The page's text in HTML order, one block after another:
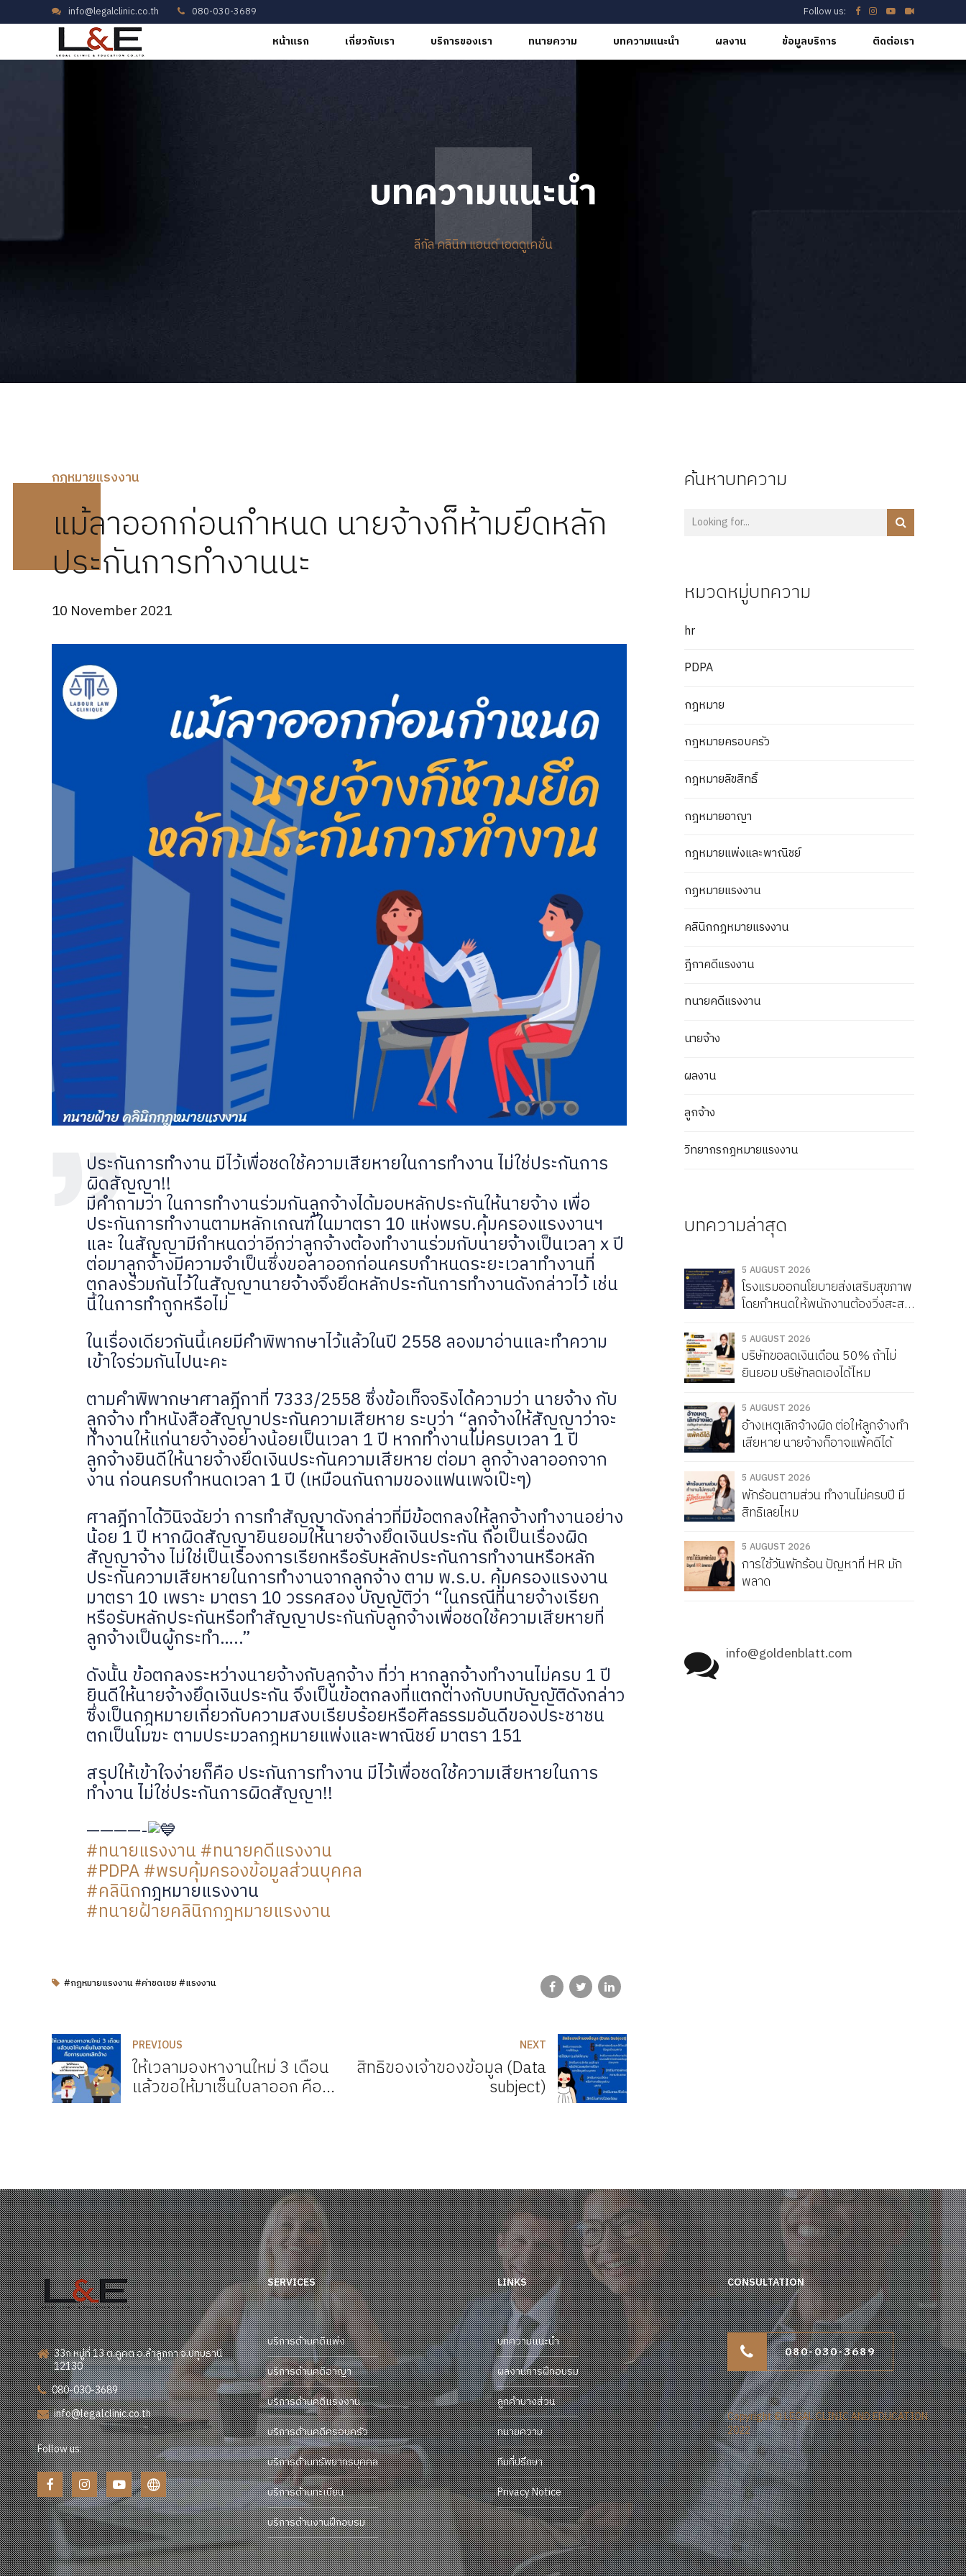
info@legalclinic.co.th 080-030-3689 Follow us:
หน้าแรก เกี่ยวกับเรา บริการของเรา ทนายความ บทความแนะนำ ผลงาน ข้อมูลบริการ ติดต่อเรา
บทความแนะนำ
ลีกัล คลินิก แอนด์ เอดดูเคชั่น
กฏหมายแรงงาน
แม้ลาออกก่อนกำหนด นายจ้างก็ห้ามยึดหลัก
ประกันการทำงานนะ
10 November 2021
ประกันการทำงาน มีไว้เพื่อชดใช้ความเสียหายในการทำงาน ไม่ใช่ประกันการ
ผิดสัญญา!!
มีคำถามว่า ในการทำงานร่วมกันลูกจ้างได้มอบหลักประกันให้นายจ้าง เพื่อ
ประกันการทำงานตามหลักเกณฑ์ในมาตรา 10 แห่งพรบ.คุ้มครองแรงงานฯ
และ ในสัญญามีกำหนดว่าอีกว่าลูกจ้างต้องทำงานร่วมกับนายจ้างเป็นเวลา x ปี
ต่อมาลูกจ้างมีความจำเป็นซึ่งขอลาออกก่อนครบกำหนดระยะเวลาทำงานที่
ตกลงร่วมกันไว้ในสัญญานายจ้างจึงยึดหลักประกันการทำงานดังกล่าวไว้ เช่น
นี้ในการทำถูกหรือไม่
ในเรื่องเดียวกันนี้เคยมีคำพิพากษาไว้แล้วในปี 2558 ลองมาอ่านและทำความ
เข้าใจร่วมกันไปนะคะ
ตามคำพิพากษาศาลฎีกาที่ 7333/2558 ซึ่งข้อเท็จจริงได้ความว่า นายจ้าง กับ
ลูกจ้าง ทำหนังสือสัญญาประกันความเสียหาย ระบุว่า “ลูกจ้างให้สัญญาว่าจะ
ทำงานให้แก่นายจ้างอย่างน้อยเป็นเวลา 1 ปี หากทำงานไม่ครบเวลา 1 ปี
ลูกจ้างยินดีให้นายจ้างยึดเงินประกันความเสียหาย ต่อมา ลูกจ้างลาออกจาก
งาน ก่อนครบกำหนดเวลา 1 ปี (เหมือนกันถามของแฟนเพจเป๊ะๆ)
ศาลฎีกาได้วินิจฉัยว่า การทำสัญญาดังกล่าวที่มีข้อตกลงให้ลูกจ้างทำงานอย่าง
น้อย 1 ปี หากผิดสัญญายินยอมให้นายจ้างยึดเงินประกัน ถือเป็นเรื่องผิด
สัญญาจ้าง ไม่ใช่เป็นเรื่องการเรียกหรือรับหลักประกันการทำงานหรือหลัก
ประกันความเสียหายในการทำงานจากลูกจ้าง ตาม พ.ร.บ. คุ้มครองแรงงาน
มาตรา 10 เพราะ มาตรา 10 วรรคสอง บัญญัติว่า “ในกรณีที่นายจ้างเรียก
หรือรับหลักประกันหรือทำสัญญาประกันกับลูกจ้างเพื่อชดใช้ความเสียหายที่
ลูกจ้างเป็นผู้กระทำ…..”
ดังนั้น ข้อตกลงระหว่างนายจ้างกับลูกจ้าง ที่ว่า หากลูกจ้างทำงานไม่ครบ 1 ปี
ยินดีให้นายจ้างยึดเงินประกัน จึงเป็นข้อตกลงที่แตกต่างกับบทบัญญัติดังกล่าว
ซึ่งเป็นกฎหมายเกี่ยวกับความสงบเรียบร้อยหรือศีลธรรมอันดีของประชาชน
ตกเป็นโมฆะ ตามประมวลกฎหมายแพ่งและพาณิชย์ มาตรา 151
สรุปให้เข้าใจง่ายก็คือ ประกันการทำงาน มีไว้เพื่อชดใช้ความเสียหายในการ
ทำงาน ไม่ใช่ประกันการผิดสัญญา!!
————-
#ทนายแรงงาน #ทนายคดีแรงงาน
#PDPA#พรบคุ้มครองข้อมูลส่วนบุคคล
#คลินิก​กฎหมาย​แรงงาน
#ทนายฝ้ายคลินิกกฎหมายแรงงาน
#กฎหมายแรงงาน #ค่าชดเชย #แรงงาน
PREVIOUS
ให้เวลามองหางานใหม่ 3 เดือน
แล้วขอให้มาเซ็นใบลาออก คือ
NEXT
สิทธิของเจ้าของข้อมูล (Data
subject)
ค้นหาบทความ
หมวดหมู่บทความ
hr
PDPA
กฎหมาย
กฎหมายครอบครัว
กฎหมายลิขสิทธิ์
กฎหมายอาญา
กฎหมายแพ่งและพาณิชย์
กฏหมายแรงงาน
คลินิกกฎหมายแรงงาน
ฎีกาคดีแรงงาน
ทนายคดีแรงงาน
นายจ้าง
ผลงาน
ลูกจ้าง
วิทยากรกฎหมายแรงงาน
บทความล่าสุด
5 AUGUST 2026
โรงแรมออกนโยบายส่งเสริมสุขภาพ
โดยกำหนดให้พนักงานต้องวิ่งสะสม
ไม่ครบจะถูกหัก Service Charge
แบบนี้ผิดกฎหมายไหม
5 AUGUST 2026
บริษัทขอลดเงินเดือน 50% ถ้าไม่
ยินยอม บริษัทลดเองได้ไหม
5 AUGUST 2026
อ้างเหตุเลิกจ้างผิด ต่อให้ลูกจ้างทำ
เสียหาย นายจ้างก็อาจแพ้คดีได้
5 AUGUST 2026
พักร้อนตามส่วน ทำงานไม่ครบปี มี
สิทธิเลยไหม
5 AUGUST 2026
การใช้วันพักร้อน ปัญหาที่ HR มัก
พลาด
info@goldenblatt.com
33ก หมู่ที่ 13 ต.คูคต อ.ลำลูกกา จ.ปทุมธานี
12130
080-030-3689
info@legalclinic.co.th
Follow us:
SERVICES
บริการด้านคดีแพ่ง
บริการด้านคดีอาญา
บริการด้านคดีแรงงาน
บริการด้านคดีครอบครัว
บริการด้านทรัพยากรบุคคล
บริการด้านทะเบียน
บริการด้านงานฝึกอบรม
LINKS
บทความแนะนำ
ผลงานการฝึกอบรม
ลูกค้าบางส่วน
ทนายความ
ทีมที่ปรึกษา
Privacy Notice
CONSULTATION
080-030-3689
Copyright © LEGAL CLINIC AND EDUCATION
2022